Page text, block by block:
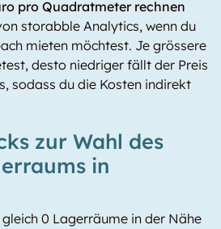
pro Quadratmeter rechnen
storabble Analytics, wenn du
mieten möchtest. Je grössere
desto niedriger fällt der Preis
sodass du die Kosten indirekt
zur Wahl des
in
0 Lagerräume in der Nähe